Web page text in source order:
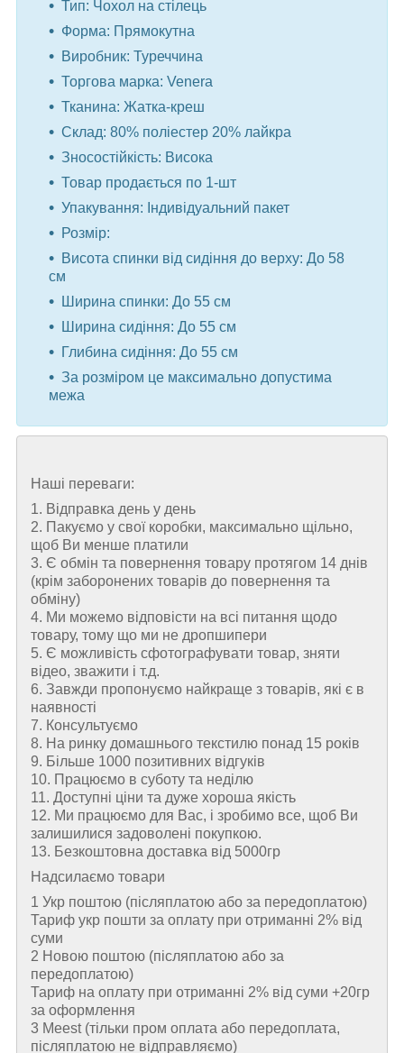
Тип: Чохол на стілець
Форма: Прямокутна
Виробник: Туреччина
Торгова марка: Venera
Тканина: Жатка-креш
Склад: 80% поліестер 20% лайкра
Зносостійкість: Висока
Товар продається по 1-шт
Упакування: Індивідуальний пакет
Розмір:
Висота спинки від сидіння до верху: До 58
см
Ширина спинки: До 55 см
Ширина сидіння: До 55 см
Глибина сидіння: До 55 см
За розміром це максимально допустима
межа
Наші переваги:
1. Відправка день у день
2. Пакуємо у свої коробки, максимально щільно,
щоб Ви менше платили
3. Є обмін та повернення товару протягом 14 днів
(крім заборонених товарів до повернення та
обміну)
4. Ми можемо відповісти на всі питання щодо
товару, тому що ми не дропшипери
5. Є можливість сфотографувати товар, зняти
відео, зважити і т.д.
6. Завжди пропонуємо найкраще з товарів, які є в
наявності
7. Консультуємо
8. На ринку домашнього текстилю понад 15 років
9. Більше 1000 позитивних відгуків
10. Працюємо в суботу та неділю
11. Доступні ціни та дуже хороша якість
12. Ми працюємо для Вас, і зробимо все, щоб Ви
залишилися задоволені покупкою.
13. Безкоштовна доставка від 5000гр
Надсилаємо товари
1 Укр поштою (пiсляплатою або за передоплатою)
Тариф укр пошти за оплату при отриманні 2% від
суми
2 Новою поштою (пiсляплатою або за
передоплатою)
Тариф на оплату при отриманні 2% від суми +20гр
за оформлення
3 Meest (тільки пром оплата або передоплата,
післяплатою не відправляємо)